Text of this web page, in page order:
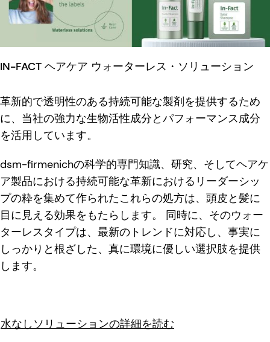
IN-FACT ヘアケア ウォーターレス・ソリューション
革新的で透明性のある持続可能な製剤を提供するため
に、当社の強力な生物活性成分とパフォーマンス成分
を活用しています。
dsm-firmenichの科学的専門知識、研究、そしてヘアケ
ア製品における持続可能な革新におけるリーダーシッ
プの粋を集めて作られたこれらの処方は、頭皮と髪に
目に見える効果をもたらします。 同時に、そのウォー
ターレスタイプは、最新のトレンドに対応し、事実に
しっかりと根ざした、真に環境に優しい選択肢を提供
します。
水なしソリューションの詳細を読む